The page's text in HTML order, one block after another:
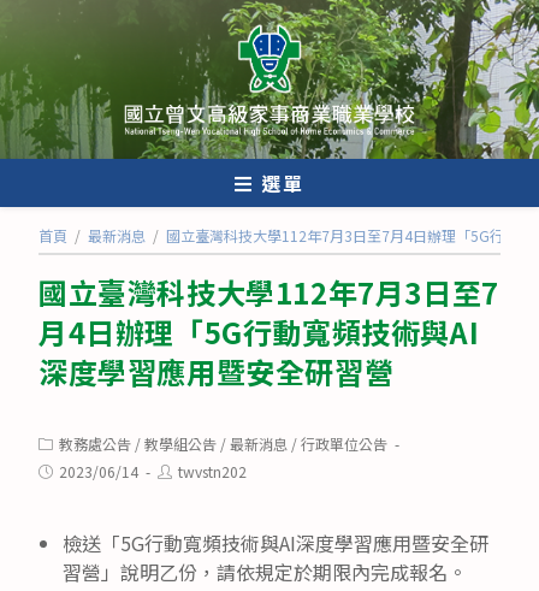
轉
至
主
要
內
選單
首頁 / 最新消息 / 國立臺灣科技大學112年7月3日至7月4日辦理「5G行動
國立臺灣科技大學112年7月3日至7
月4日辦理「5G行動寬頻技術與AI
深度學習應用暨安全研習營
Post
category:
教務處公告 /教學組公告 /最新消息 /行政單位公告
Post2023/06/14
Posttwvstn202
檢送「5G行動寬頻技術與AI深度學習應用暨安全研
習營」說明乙份，請依規定於期限內完成報名。